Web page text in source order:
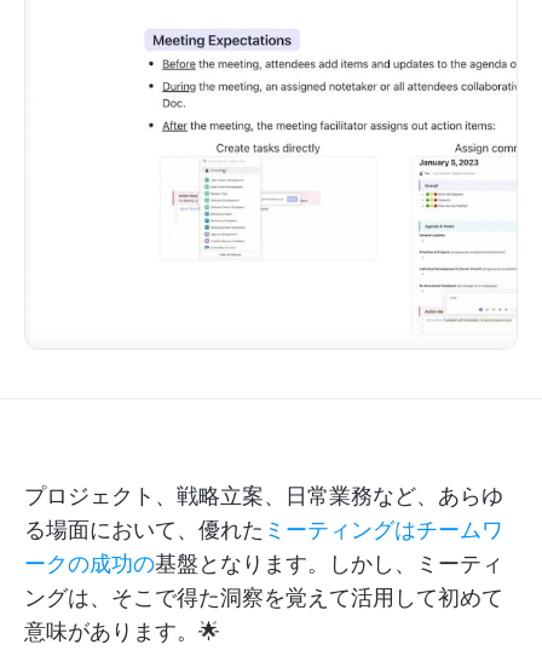
プロジェクト、戦略立案、日常業務など、あらゆ
る場面において、優れた ミーティングはチームワ
ークの成功の基盤となります。しかし、ミーティ
ングは、そこで得た洞察を覚えて活用して初めて
意味があります。🌟